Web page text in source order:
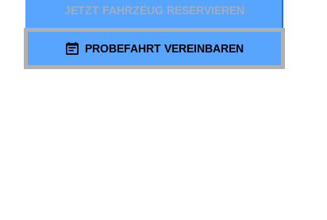
JETZT FAHRZEUG RESERVIEREN
PROBEFAHRT VEREINBAREN